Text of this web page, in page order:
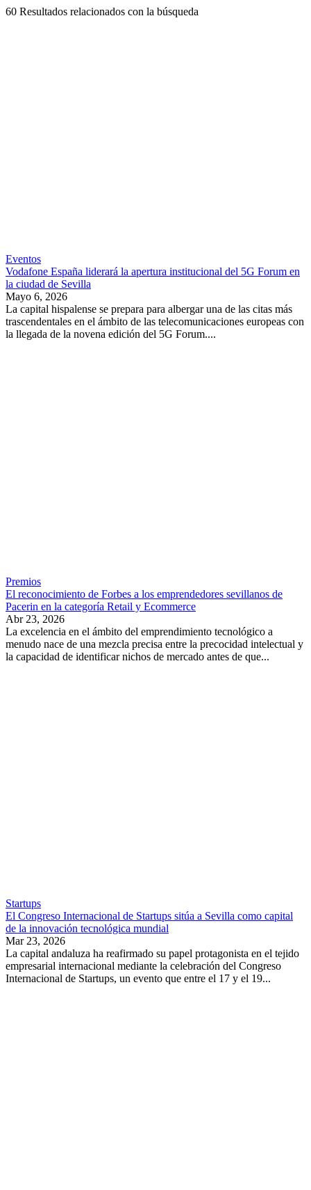
60 Resultados relacionados con la búsqueda
Eventos
Vodafone España liderará la apertura institucional del 5G Forum en
la ciudad de Sevilla
Mayo 6, 2026
La capital hispalense se prepara para albergar una de las citas más
trascendentales en el ámbito de las telecomunicaciones europeas con
la llegada de la novena edición del 5G Forum....
Premios
El reconocimiento de Forbes a los emprendedores sevillanos de
Pacerin en la categoría Retail y Ecommerce
Abr 23, 2026
La excelencia en el ámbito del emprendimiento tecnológico a
menudo nace de una mezcla precisa entre la precocidad intelectual y
la capacidad de identificar nichos de mercado antes de que...
Startups
El Congreso Internacional de Startups sitúa a Sevilla como capital
de la innovación tecnológica mundial
Mar 23, 2026
La capital andaluza ha reafirmado su papel protagonista en el tejido
empresarial internacional mediante la celebración del Congreso
Internacional de Startups, un evento que entre el 17 y el 19...